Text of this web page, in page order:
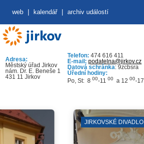
web kalendář archiv událostí
Adresa:
Městský úřad Jirkov
nám. Dr. E. Beneše 1
431 11 Jirkov
Telefon: 474 616 411
E-mail: podatelna@jirkov.cz
Datová schránka: 9zcbsra
Úřední hodiny:
Po, St: 8 00-11 00 a 12 00-17
JIRKOVSKÉ DIVADLO